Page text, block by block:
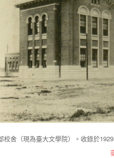
校舍（現為臺大文學院）。收錄於